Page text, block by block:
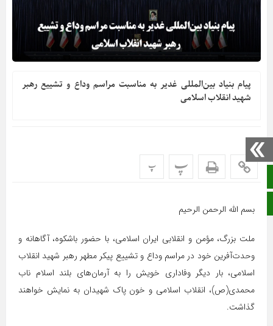
صفحه نخست
پیام بنیاد بین‌المللی غدیر به مناسبت مراسم وداع و تشییع رهبر
شهید انقلاب اسلامی
پ پ
بسم الله الرحمن الرحیم
ملت بزرگ، مؤمن و انقلابی ایران اسلامی، با حضور باشکوه، آگاهانه و
وحدت‌آفرین خود در مراسم وداع و تشییع پیکر مطهر رهبر شهید انقلاب
اسلامی، بار دیگر وفاداری خویش را به آرمان‌های بلند اسلام ناب
محمدی(ص)، انقلاب اسلامی و خون پاک شهیدان به نمایش خواهند
گذاشت.